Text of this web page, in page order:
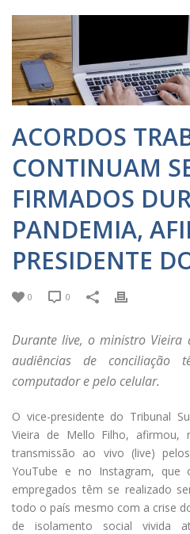
ACORDOS
CONTINUAM
FIRMADOS
PANDEMIA,
PRESIDENTE
0 0
Durante live, o ministro Vieira
audiências de conciliação
computador e pelo celular.
O vice-presidente do Tribunal
Vieira de Mello Filho, afirmou,
transmissão ao vivo (live)
YouTube e no Instagram, que
empregados têm se realizado
todo o país mesmo com a crise
de isolamento social vivida